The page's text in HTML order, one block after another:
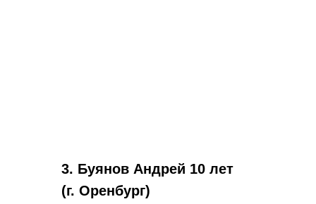
3. Буянов Андрей 10 лет
(г. Оренбург)